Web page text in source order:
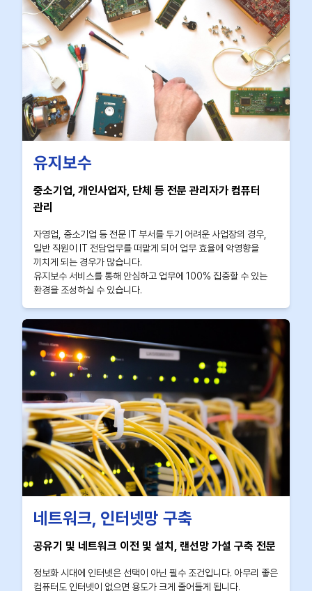
유지보수
중소기업, 개인사업자, 단체 등 전문 관리자가 컴퓨터
관리
자영업, 중소기업 등 전문 IT 부서를 두기 어려운 사업장의 경우,
일반 직원이 IT 전담업무를 떠맡게 되어 업무 효율에 악영향을
끼치게 되는 경우가 많습니다.
유지보수 서비스를 통해 안심하고 업무에 100% 집중할 수 있는
환경을 조성하실 수 있습니다.
네트워크, 인터넷망 구축
공유기 및 네트워크 이전 및 설치, 랜선망 가설 구축 전문
정보화 시대에 인터넷은 선택이 아닌 필수 조건입니다. 아무리 좋은
컴퓨터도 인터넷이 없으면 용도가 크게 줄어들게 됩니다.